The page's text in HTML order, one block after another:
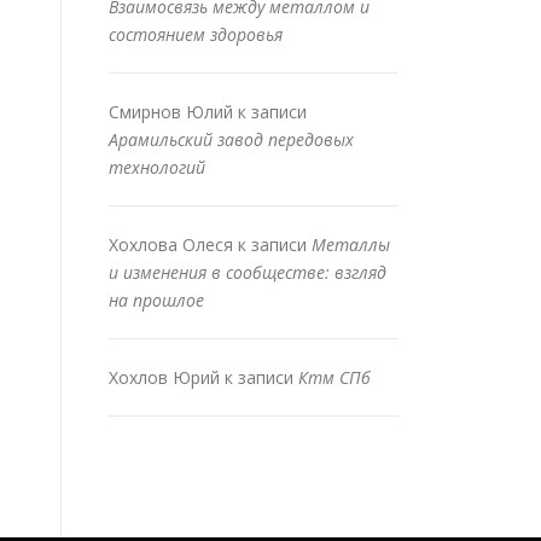
Взаимосвязь между металлом и
состоянием здоровья
Смирнов Юлий к записи
Арамильский завод передовых
технологий
Хохлова Олеся к записи Металлы
и изменения в сообществе: взгляд
на прошлое
Хохлов Юрий к записи Ктм СПб